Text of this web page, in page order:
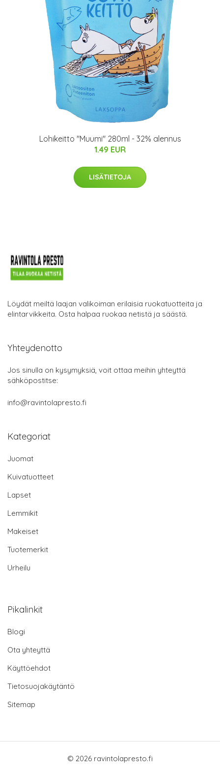
Lohikeitto "Muumi" 280ml - 32% alennus
1.49 EUR
LISÄTIETOJA
Löydät meiltä laajan valikoiman erilaisia ruokatuotteita ja
elintarvikkeita. Osta halpaa ruokaa netistä ja säästä.
Yhteydenotto
Jos sinulla on kysymyksiä, voit ottaa meihin yhteyttä
sähköpostitse:
info@ravintolapresto.fi
Kategoriat
Juomat
Kuivatuotteet
Lapset
Lemmikit
Makeiset
Tuotemerkit
Urheilu
Pikalinkit
Blogi
Ota yhteyttä
Käyttöehdot
Tietosuojakäytäntö
Sitemap
© 2026 ravintolapresto.fi